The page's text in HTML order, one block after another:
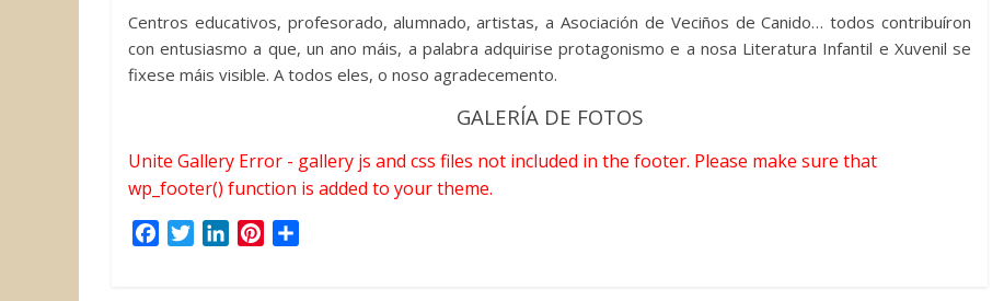
Centros educativos, profesorado, alumnado, artistas, a Asociación de Veciños de Canido… todos contribuíron
con entusiasmo a que, un ano máis, a palabra adquirise protagonismo e a nosa Literatura Infantil e Xuvenil se
fixese máis visible. A todos eles, o noso agradecemento.
GALERÍA DE FOTOS
Unite Gallery Error - gallery js and css files not included in the footer. Please make sure that
wp_footer() function is added to your theme.